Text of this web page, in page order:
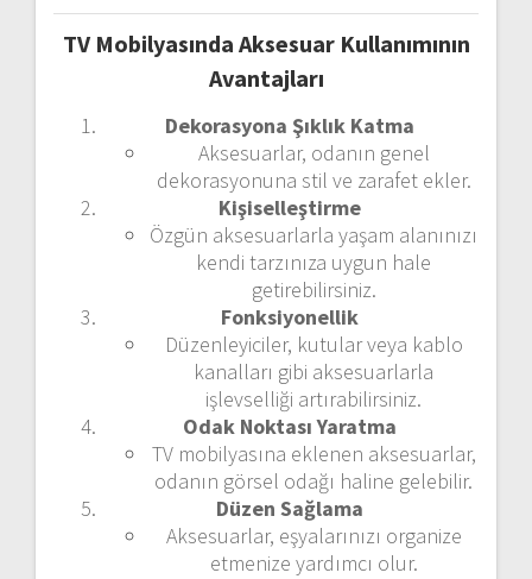
TV Mobilyasında Aksesuar Kullanımının
Avantajları
Dekorasyona Şıklık Katma
Aksesuarlar, odanın genel
dekorasyonuna stil ve zarafet ekler.
Kişiselleştirme
Özgün aksesuarlarla yaşam alanınızı
kendi tarzınıza uygun hale
getirebilirsiniz.
Fonksiyonellik
Düzenleyiciler, kutular veya kablo
kanalları gibi aksesuarlarla
işlevselliği artırabilirsiniz.
Odak Noktası Yaratma
TV mobilyasına eklenen aksesuarlar,
odanın görsel odağı haline gelebilir.
Düzen Sağlama
Aksesuarlar, eşyalarınızı organize
etmenize yardımcı olur.